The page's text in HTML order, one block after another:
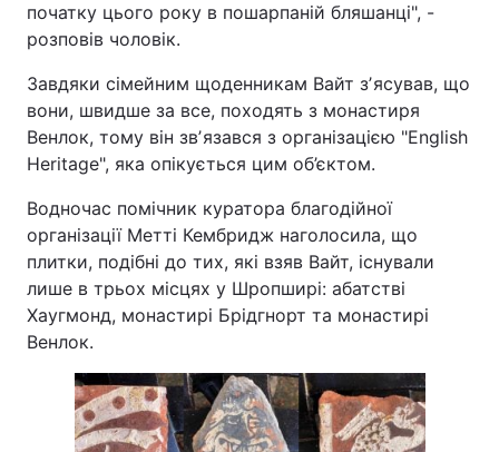
початку цього року в пошарпаній бляшанці", -
розповів чоловік.
Завдяки сімейним щоденникам Вайт зʼясував, що
вони, швидше за все, походять з монастиря
Венлок, тому він звʼязався з організацією "English
Heritage", яка опікується цим об’єктом.
Водночас помічник куратора благодійної
організації Метті Кембридж наголосила, що
плитки, подібні до тих, які взяв Вайт, існували
лише в трьох місцях у Шропширі: абатстві
Хаугмонд, монастирі Брідгнорт та монастирі
Венлок.